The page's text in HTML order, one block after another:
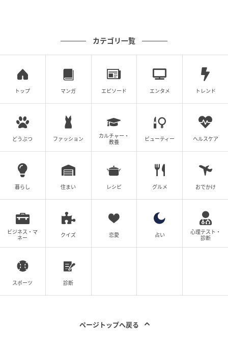
カテゴリ一覧
トップ マンガ エピソード エンタメ トレンド
どうぶつ ファッション
カルチャー・
教養
ビューティー ヘルスケア
暮らし 住まい レシピ グルメ おでかけ
ビジネス・マ
ネー
クイズ 恋愛 占い
心理テスト・
診断
スポーツ 診断
ページトップへ戻る